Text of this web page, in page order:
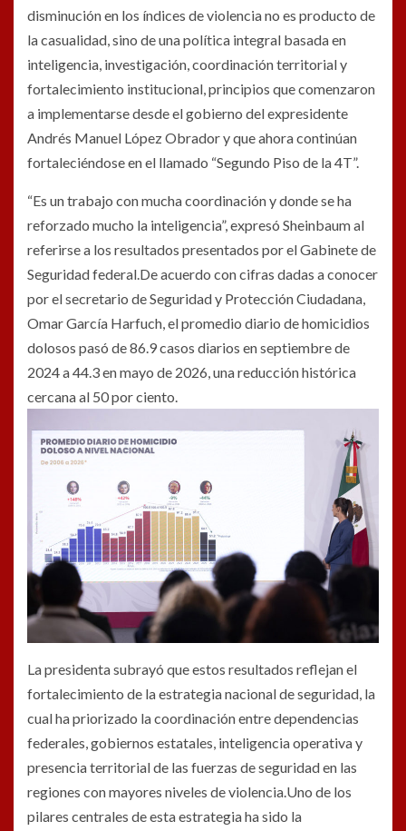
disminución en los índices de violencia no es producto de
la casualidad, sino de una política integral basada en
inteligencia, investigación, coordinación territorial y
fortalecimiento institucional, principios que comenzaron
a implementarse desde el gobierno del expresidente
Andrés Manuel López Obrador y que ahora continúan
fortaleciéndose en el llamado “Segundo Piso de la 4T”.
“Es un trabajo con mucha coordinación y donde se ha
reforzado mucho la inteligencia”, expresó Sheinbaum al
referirse a los resultados presentados por el Gabinete de
Seguridad federal.De acuerdo con cifras dadas a conocer
por el secretario de Seguridad y Protección Ciudadana,
Omar García Harfuch, el promedio diario de homicidios
dolosos pasó de 86.9 casos diarios en septiembre de
2024 a 44.3 en mayo de 2026, una reducción histórica
cercana al 50 por ciento.
La presidenta subrayó que estos resultados reflejan el
fortalecimiento de la estrategia nacional de seguridad, la
cual ha priorizado la coordinación entre dependencias
federales, gobiernos estatales, inteligencia operativa y
presencia territorial de las fuerzas de seguridad en las
regiones con mayores niveles de violencia.Uno de los
pilares centrales de esta estrategia ha sido la